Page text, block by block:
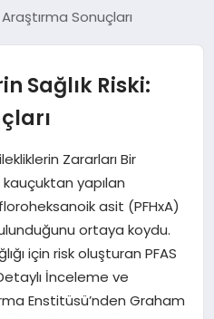
Araştırma Sonuçları
Sağlık Riski:
Zararları Bir
yapılan
asit (PFHxA)
ortaya koydu.
için risk oluşturan PFAS
İnceleme ve
Enstitüsü’nden Graham